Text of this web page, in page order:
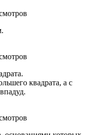
квадрата, а с